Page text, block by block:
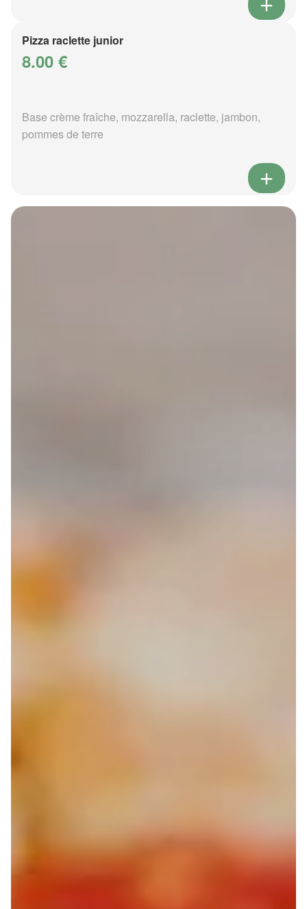
Pizza raclette junior
8.00 €
Base crème fraîche, mozzarella, raclette, jambon,
pommes de terre